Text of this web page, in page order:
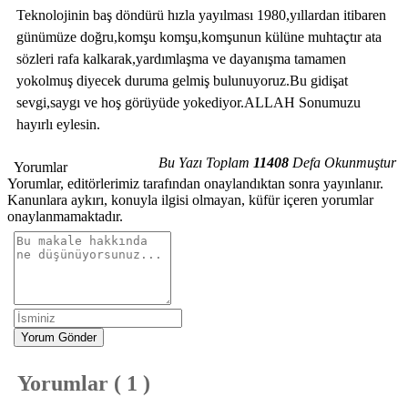
Teknolojinin baş döndürü hızla yayılması 1980,yıllardan itibaren
günümüze doğru,komşu komşu,komşunun külüne muhtaçtır ata
sözleri rafa kalkarak,yardımlaşma ve dayanışma tamamen
yokolmuş diyecek duruma gelmiş bulunuyoruz.Bu gidişat
sevgi,saygı ve hoş görüyüde yokediyor.ALLAH Sonumuzu
hayırlı eylesin.
Bu Yazı Toplam 11408 Defa Okunmuştur
Yorumlar
Yorumlar, editörlerimiz tarafından onaylandıktan sonra yayınlanır.
Kanunlara aykırı, konuyla ilgisi olmayan, küfür içeren yorumlar
onaylanmamaktadır.
Yorum Gönder
Yorumlar ( 1 )